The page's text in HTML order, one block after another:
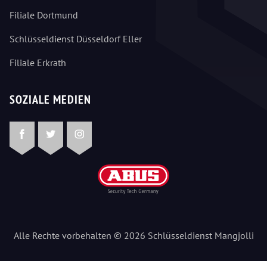
Filiale Dortmund
Schlüsseldienst Düsseldorf Eller
Filiale Erkrath
SOZIALE MEDIEN
FacebookTwitterInstagram
Alle Rechte vorbehalten © 2026 Schlüsseldienst Mangjolli